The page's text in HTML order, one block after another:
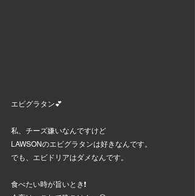
エビグラタン💕
私、チーズ嫌いなんですけど
LAWSONのエビグラタンは好きなんです。
でも、エビドリアはダメなんです。
食べたい時が旨いとき❗